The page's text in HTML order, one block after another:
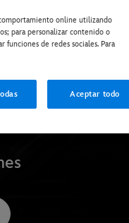
online utilizando
para personalizar contenido o
funciones de redes sociales. Para
Aceptar todo